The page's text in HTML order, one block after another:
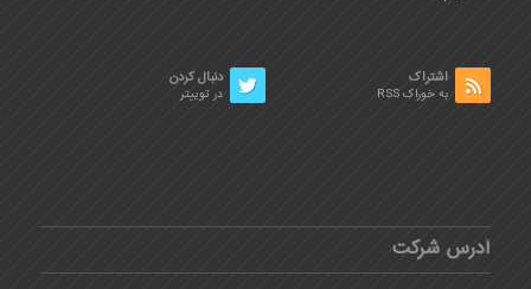
دنبال کردن
در توییتر
اشتراک
به خوراک RSS
آدرس شرکت